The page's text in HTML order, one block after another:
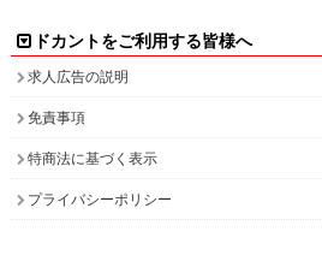
ドカントをご利用する皆様へ
求人広告の説明
免責事項
特商法に基づく表示
プライバシーポリシー